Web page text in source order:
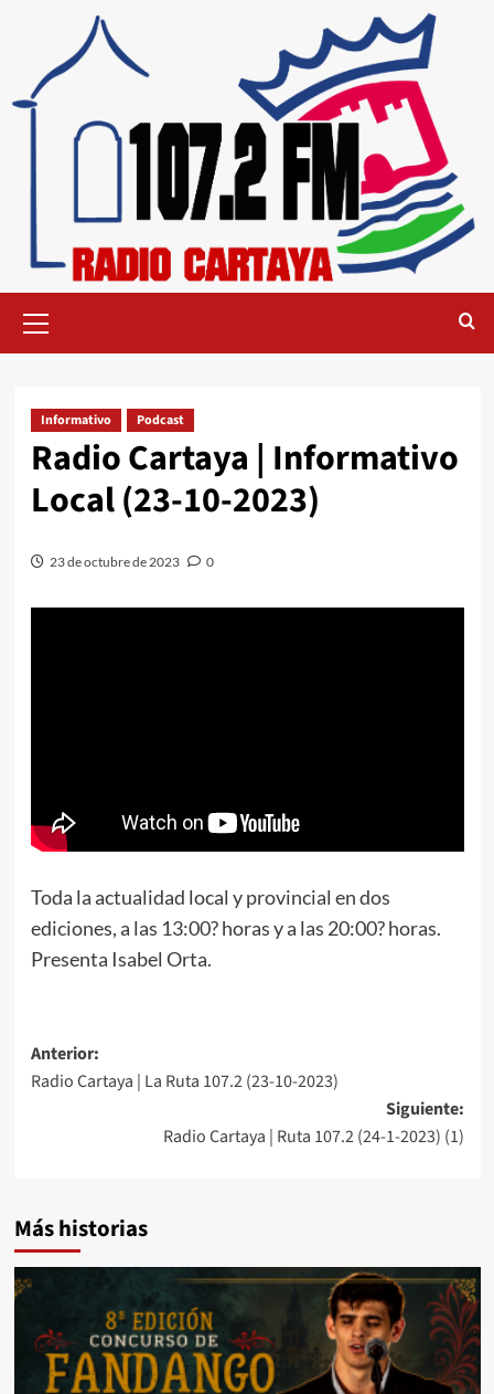
Informativo Podcast
Radio Cartaya | Informativo
Local (23-10-2023)
23 de octubre de 2023 0
Toda la actualidad local y provincial en dos
ediciones, a las 13:00? horas y a las 20:00? horas.
Presenta Isabel Orta.
Anterior:
Radio Cartaya | La Ruta 107.2 (23-10-2023)
Siguiente:
Radio Cartaya | Ruta 107.2 (24-1-2023) (1)
Más historias